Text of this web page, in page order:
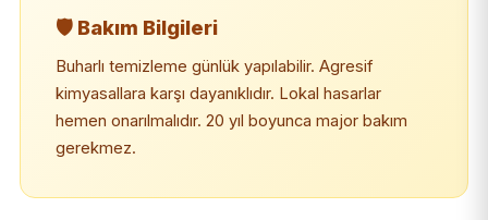
🛡️ Bakım Bilgileri
Buharlı temizleme günlük yapılabilir. Agresif
kimyasallara karşı dayanıklıdır. Lokal hasarlar
hemen onarılmalıdır. 20 yıl boyunca major bakım
gerekmez.